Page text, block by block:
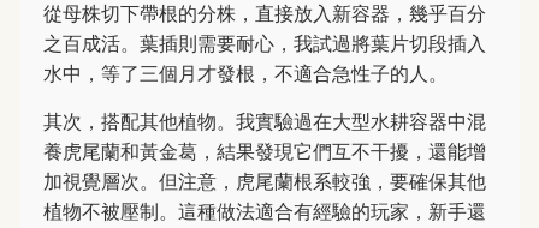
從母株切下帶根的分株，直接放入新容器，幾乎百分
之百成活。葉插則需要耐心，我試過將葉片切段插入
水中，等了三個月才發根，不適合急性子的人。
其次，搭配其他植物。我實驗過在大型水耕容器中混
養虎尾蘭和黃金葛，結果發現它們互不干擾，還能增
加視覺層次。但注意，虎尾蘭根系較強，要確保其他
植物不被壓制。這種做法適合有經驗的玩家，新手還